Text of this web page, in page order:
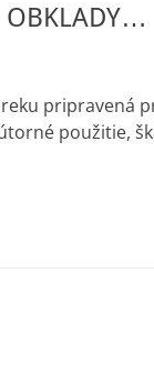
OBKLADY…
pripravená
použitie,